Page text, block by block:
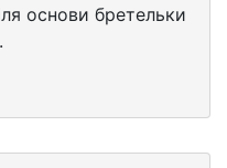
основи бретельки